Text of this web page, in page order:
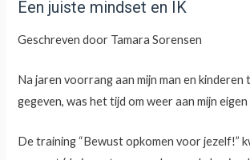
Een juiste mindset en IK
Geschreven door Tamara Sorensen
Na jaren voorrang aan mijn man en kinderen
gegeven, was het tijd om weer aan mijn
De training “Bewust opkomen voor jezelf!”